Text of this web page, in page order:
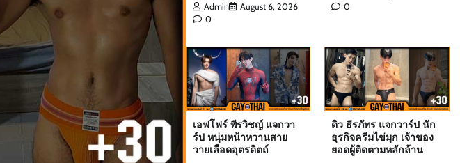
Admin
August 6, 2026
0
0
เอฟโฟร์ พีรวิชญ์ แจกวา
ร์ป หนุ่มหน้าหวานสาย
วายเลือดอุตรดิตถ์
ดิว ธีรภัทร แจกวาร์ป นัก
ธุรกิจครีมไข่มุก เจ้าของ
ยอดผู้ติดตามหลักล้าน
หนุ่มฟิตหุ่นล่ำจากจอวาไรตี้
Admin August 6, 2026 0
เอฟโฟร์ พีรวิชญ์ แจกวาร์ป หนุ่มหน้าหวาน
สายวายเลือดอุตรดิตถ์
August 6, 2026 0